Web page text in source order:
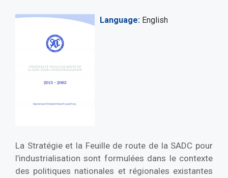
Language English
La Stratégie et la Feuille de route de la SADC pour
l’industrialisation sont formulées dans le contexte
des politiques nationales et régionales existantes